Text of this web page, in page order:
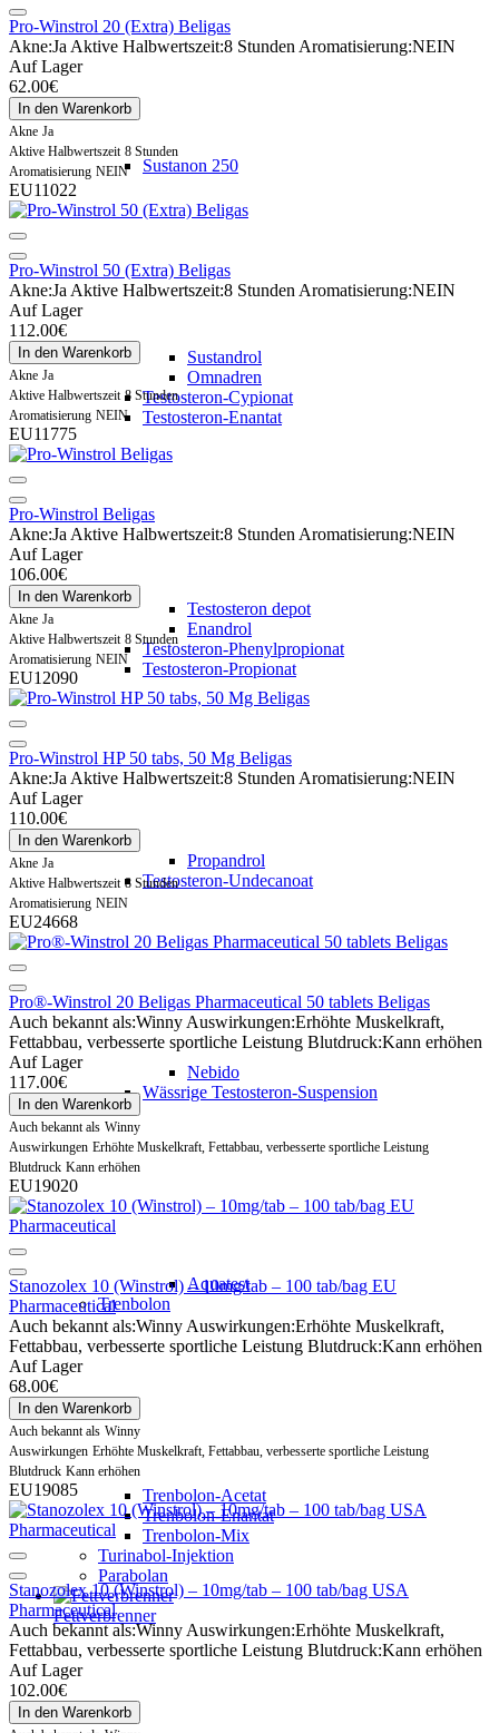
Sustanon 250
Sustandrol
Omnadren
Testosteron-Cypionat
Testosteron-Enantat
Testosteron depot
Enandrol
Testosteron-Phenylpropionat
Testosteron-Propionat
Propandrol
Testosteron-Undecanoat
Nebido
Wässrige Testosteron-Suspension
Aquatest
Trenbolon
Trenbolon-Acetat
Trenbolon-Enantat
Trenbolon-Mix
Turinabol-Injektion
Parabolan
Fettverbrenner
Pro-Winstrol 20 (Extra) Beligas
Akne:Ja Aktive Halbwertszeit:8 Stunden Aromatisierung:NEIN
Auf Lager
62.00€
In den Warenkorb
Akne Ja
Aktive Halbwertszeit 8 Stunden
Aromatisierung NEIN
EU11022
Pro-Winstrol 50 (Extra) Beligas
Akne:Ja Aktive Halbwertszeit:8 Stunden Aromatisierung:NEIN
Auf Lager
112.00€
In den Warenkorb
Akne Ja
Aktive Halbwertszeit 8 Stunden
Aromatisierung NEIN
EU11775
Pro-Winstrol Beligas
Akne:Ja Aktive Halbwertszeit:8 Stunden Aromatisierung:NEIN
Auf Lager
106.00€
In den Warenkorb
Akne Ja
Aktive Halbwertszeit 8 Stunden
Aromatisierung NEIN
EU12090
Pro-Winstrol HP 50 tabs, 50 Mg Beligas
Akne:Ja Aktive Halbwertszeit:8 Stunden Aromatisierung:NEIN
Auf Lager
110.00€
In den Warenkorb
Akne Ja
Aktive Halbwertszeit 8 Stunden
Aromatisierung NEIN
EU24668
Pro®-Winstrol 20 Beligas Pharmaceutical 50 tablets Beligas
Auch bekannt als:Winny Auswirkungen:Erhöhte Muskelkraft,
Fettabbau, verbesserte sportliche Leistung Blutdruck:Kann erhöhen
Auf Lager
117.00€
In den Warenkorb
Auch bekannt als Winny
Auswirkungen Erhöhte Muskelkraft, Fettabbau, verbesserte sportliche Leistung
Blutdruck Kann erhöhen
EU19020
Stanozolex 10 (Winstrol) – 10mg/tab – 100 tab/bag EU
Pharmaceutical
Auch bekannt als:Winny Auswirkungen:Erhöhte Muskelkraft,
Fettabbau, verbesserte sportliche Leistung Blutdruck:Kann erhöhen
Auf Lager
68.00€
In den Warenkorb
Auch bekannt als Winny
Auswirkungen Erhöhte Muskelkraft, Fettabbau, verbesserte sportliche Leistung
Blutdruck Kann erhöhen
EU19085
Stanozolex 10 (Winstrol) – 10mg/tab – 100 tab/bag USA
Pharmaceutical
Auch bekannt als:Winny Auswirkungen:Erhöhte Muskelkraft,
Fettabbau, verbesserte sportliche Leistung Blutdruck:Kann erhöhen
Auf Lager
102.00€
In den Warenkorb